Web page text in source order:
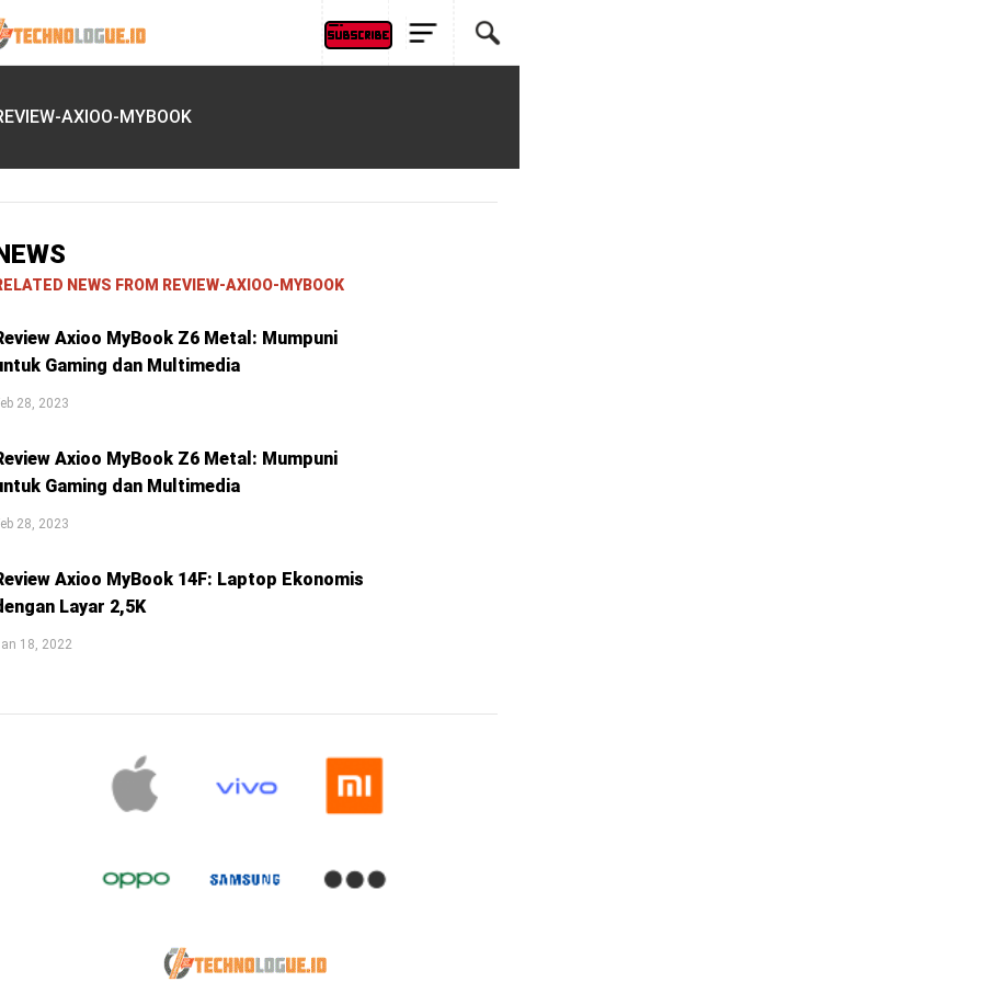
AXIOO-MYBOOK
NEWS FROM REVIEW-AXIOO-MYBOOK
Axioo MyBook Z6 Metal: Mumpuni
Gaming dan Multimedia
28, 2023
Axioo MyBook Z6 Metal: Mumpuni
Gaming dan Multimedia
28, 2023
Axioo MyBook 14F: Laptop Ekonomis
Layar 2,5K
18, 2022